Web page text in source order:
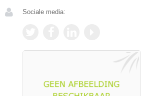
Sociale media: